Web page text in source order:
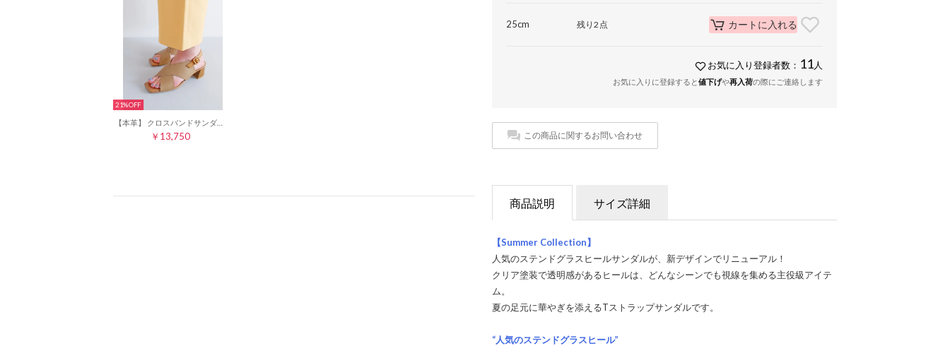
21%
￥13,750
25cm 残り2点 カートに入れる
お気に入り登録者数： 11 人
お気に入りに登録すると値下げや再入荷の際にご連絡します
この商品に関するお問い合わせ
商品説明 サイズ詳細
【Summer Collection】
人気のステンドグラスヒールサンダルが、新デザインでリニューアル！
クリア塗装で透明感があるヒールは、どんなシーンでも視線を集める主役級アイテ
ム。
夏の足元に華やぎを添えるTストラップサンダルです。
“人気のステンドグラスヒール”